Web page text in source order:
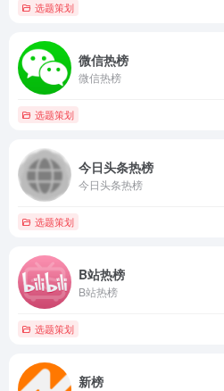
选题策划
微信热榜
微信热榜
选题策划
今日头条热榜
今日头条热榜
选题策划
B站热榜
B站热榜
选题策划
新榜